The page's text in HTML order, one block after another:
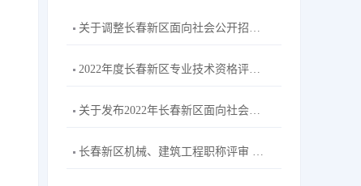
关于调整长春新区面向社会公开招聘工作人员笔试形式为线上笔试的通知
2022年度长春新区专业技术资格评审委员会机械、建筑工程专业评审拟通过人员名单公示
关于发布2022年长春新区面向社会公开招聘卫生系统工作人员笔试成绩的公告
长春新区机械、建筑工程职称评审 视频答辩通知